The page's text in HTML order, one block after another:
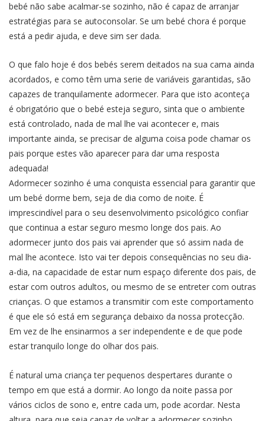
bebé não sabe acalmar-se sozinho, não é capaz de arranjar
estratégias para se autoconsolar. Se um bebé chora é porque
está a pedir ajuda, e deve sim ser dada.
O que falo hoje é dos bebés serem deitados na sua cama ainda
acordados, e como têm uma serie de variáveis garantidas, são
capazes de tranquilamente adormecer. Para que isto aconteça
é obrigatório que o bebé esteja seguro, sinta que o ambiente
está controlado, nada de mal lhe vai acontecer e, mais
importante ainda, se precisar de alguma coisa pode chamar os
pais porque estes vão aparecer para dar uma resposta
adequada!
Adormecer sozinho é uma conquista essencial para garantir que
um bebé dorme bem, seja de dia como de noite. É
imprescindível para o seu desenvolvimento psicológico confiar
que continua a estar seguro mesmo longe dos pais. Ao
adormecer junto dos pais vai aprender que só assim nada de
mal lhe acontece. Isto vai ter depois consequências no seu dia-
a-dia, na capacidade de estar num espaço diferente dos pais, de
estar com outros adultos, ou mesmo de se entreter com outras
crianças. O que estamos a transmitir com este comportamento
é que ele só está em segurança debaixo da nossa protecção.
Em vez de lhe ensinarmos a ser independente e de que pode
estar tranquilo longe do olhar dos pais.
É natural uma criança ter pequenos despertares durante o
tempo em que está a dormir. Ao longo da noite passa por
vários ciclos de sono e, entre cada um, pode acordar. Nesta